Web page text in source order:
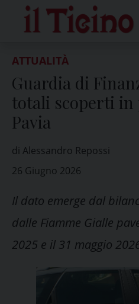
content
ATTUALITÀ
Guardia di
totali scoperti in
Pavia
di Alessandro Repossi
26 Giugno 2026
Il dato emerge dal
dalle Fiamme Gialle
2025 e il 31 maggio